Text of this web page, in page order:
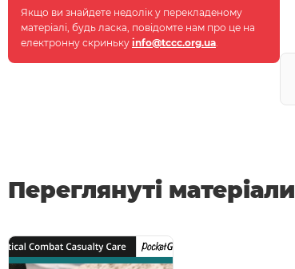
Якщо ви знайдете недолік у перекладеному
матеріалі, будь ласка, повідомте нам про це на
електронну скриньку info@tccc.org.ua
Переглянуті матеріали